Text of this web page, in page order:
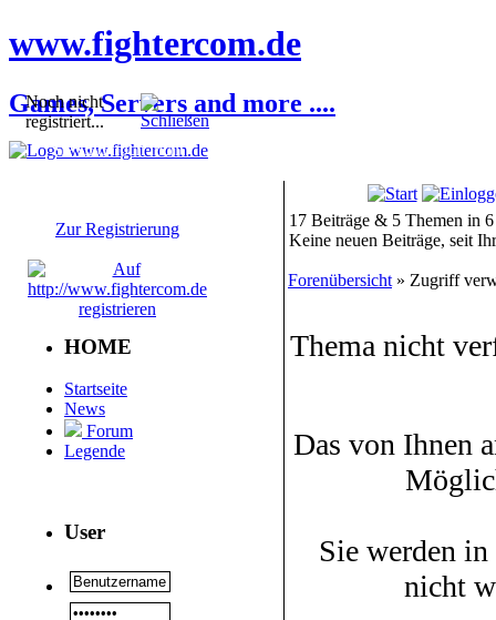
www.fightercom.de
Games, Servers and more ....
HOME
Startseite
News
Forum
Legende
User
17 Beiträge & 5 Themen in
Keine neuen Beiträge, seit
Forenübersicht » Zugriff
Thema nicht
Das von Ihnen
Sie werden
nicht
Noch nicht
registriert...
Sie sind noch nicht
Zur Registrierung